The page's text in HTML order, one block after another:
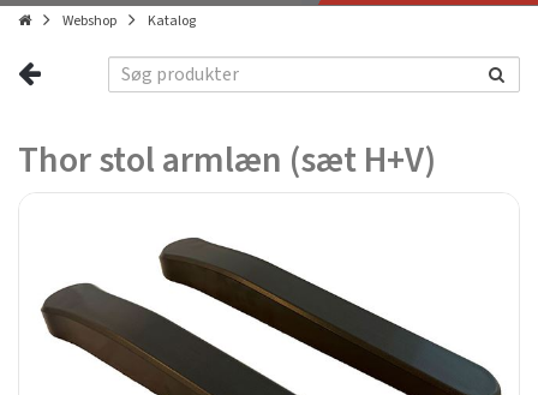
Webshop Katalog
Thor stol armlæn (sæt H+V)